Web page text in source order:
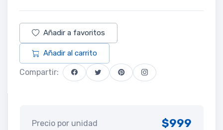
Añadir a favoritos
Añadir al carrito
Compartir:
Precio por unidad $999